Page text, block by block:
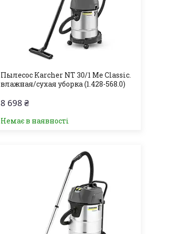
Пылесос Karcher NT 30/1 Me Classic.
влажная/сухая уборка (1.428-568.0)
8 698 ₴
Немає в наявності